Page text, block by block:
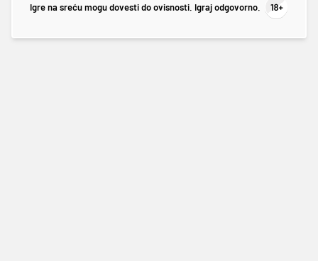
Igre na sreću mogu dovesti do ovisnosti. Igraj odgovorno.